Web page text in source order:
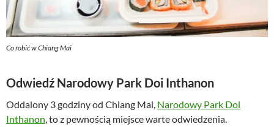
Co robić w Chiang Mai
Odwiedź Narodowy Park Doi Inthanon
Oddalony 3 godziny od Chiang Mai, Narodowy Park Doi
Inthanon , to z pewnością miejsce warte odwiedzenia.